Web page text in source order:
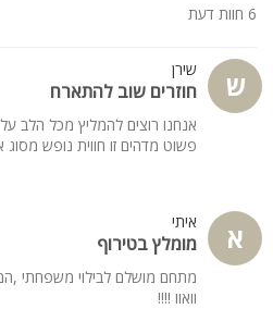
6 חוות דעת
ש שירן
חוזרים שוב להתארח
אנחנו רוצים להמליץ מכל הלב
פשוט מדהים זו חווית נופש
א איתי
מומלץ בטירוף
מתחם מושלם לבילוי משפחתי
וואוו !!!!